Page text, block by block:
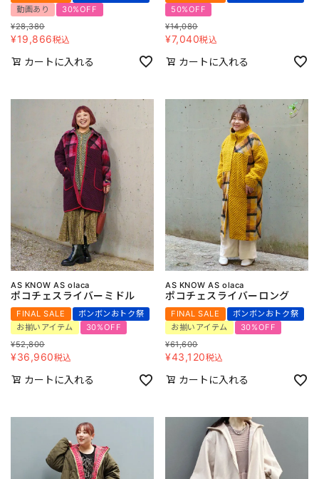
動画あり
30%OFF
¥28,380
¥19,866税込
カートに入れる
50%OFF
¥14,080
¥7,040税込
カートに入れる
AS KNOW AS olaca
ポコチェスライバーミドル
FINAL SALE
ボンボンおトク祭
お揃いアイテム
30%OFF
¥52,800
¥36,960税込
カートに入れる
AS KNOW AS olaca
ポコチェスライバーロング
FINAL SALE
ボンボンおトク祭
お揃いアイテム
30%OFF
¥61,600
¥43,120税込
カートに入れる